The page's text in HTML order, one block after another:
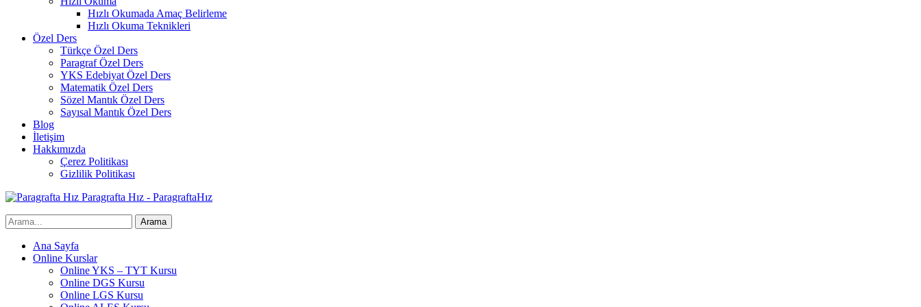
Hızlı Okumada Amaç Belirleme
Hızlı Okuma Teknikleri
Özel Ders
Türkçe Özel Ders
Paragraf Özel Ders
YKS Edebiyat Özel Ders
Matematik Özel Ders
Sözel Mantık Özel Ders
Sayısal Mantık Özel Ders
Blog
İletişim
Hakkımızda
Çerez Politikası
Gizlilik Politikası
Paragrafta Hız - ParagraftaHız
Ana Sayfa
Online Kurslar
Online YKS – TYT Kursu
Online DGS Kursu
Online LGS Kursu